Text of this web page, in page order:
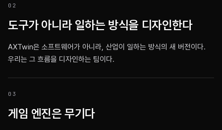
0 2
도구가 아니라 일하는 방식을 디자인한다
AXTwin은 소프트웨어가 아니라, 산업이 일하는 방식의 새 버전이다.
우리는 그 흐름을 디자인하는 팀이다.
0 3
게임 엔진은 무기다